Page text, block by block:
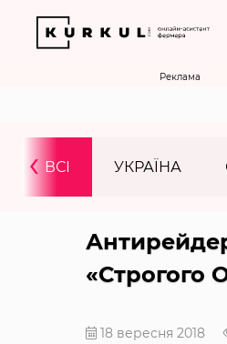
Реклама
ВСІ УКРАЇНА
‹
«Строгого
18 вересня 2018